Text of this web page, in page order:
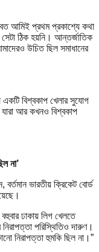
আমিই প্রথম প্রকাশ্যে কথা
সেটা ঠিক হয়নি। আন্তর্জাতিক
উচিত ছিল সমাধানের
বিশ্বকাপ খেলার সুযোগ
আর কখনও বিশ্বকাপ
না’
বর্তমান ভারতীয় ক্রিকেট বোর্ড
ঢাকায় লিগ খেলতে
পরিস্থিতিও দারুণ।
নিরাপত্তা হুমকি ছিল না।”